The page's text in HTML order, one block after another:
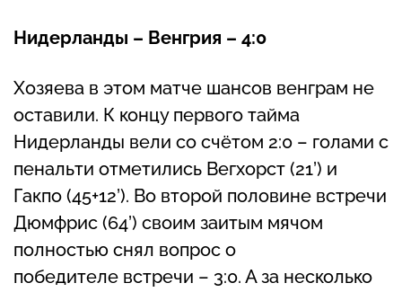
Нидерланды – Венгрия – 4:0
Хозяева в этом матче шансов венграм не
оставили. К концу первого тайма
Нидерланды вели со счётом 2:0 – голами с
пенальти отметились Вегхорст (21’) и
Гакпо (45+12’). Во второй половине встречи
Дюмфрис (64’) своим заитым мячом
полностью снял вопрос о
победителе встречи – 3:0. А за несколько